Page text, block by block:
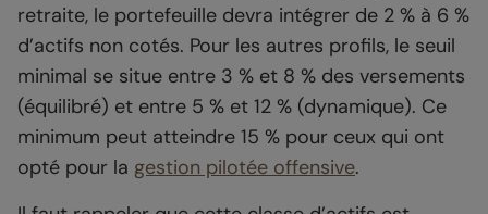
retraite, le portefeuille devra intégrer de 2 % à 6 %
d’actifs non cotés. Pour les autres profils, le seuil
minimal se situe entre 3 % et 8 % des versements
(équilibré) et entre 5 % et 12 % (dynamique). Ce
minimum peut atteindre 15 % pour ceux qui ont
opté pour la gestion pilotée offensive.